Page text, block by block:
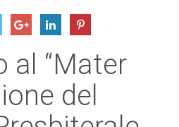
al “Mater
del